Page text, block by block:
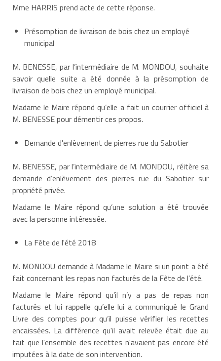
Mme HARRIS prend acte de cette réponse.
Présomption de livraison de bois chez un employé
municipal
M. BENESSE, par l’intermédiaire de M. MONDOU, souhaite
savoir quelle suite a été donnée à la présomption de
livraison de bois chez un employé municipal.
Madame le Maire répond qu’elle a fait un courrier officiel à
M. BENESSE pour démentir ces propos.
Demande d'enlèvement de pierres rue du Sabotier
M. BENESSE, par l’intermédiaire de M. MONDOU, réitère sa
demande d’enlèvement des pierres rue du Sabotier sur
propriété privée.
Madame le Maire répond qu’une solution a été trouvée
avec la personne intéressée.
La Fête de l'été 2018
M. MONDOU demande à Madame le Maire si un point a été
fait concernant les repas non facturés de la Fête de l’été.
Madame le Maire répond qu’il n’y a pas de repas non
facturés et lui rappelle qu’elle lui a communiqué le Grand
Livre des comptes pour qu’il puisse vérifier les recettes
encaissées. La différence qu'il avait relevée était due au
fait que l'ensemble des recettes n'avaient pas encore été
imputées à la date de son intervention.